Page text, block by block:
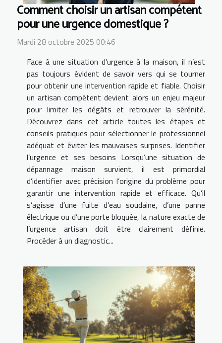
Comment choisir un artisan compétent
pour une urgence domestique ?
Mardi 28 octobre 2025 00:46
Face à une situation d’urgence à la maison, il n’est
pas toujours évident de savoir vers qui se tourner
pour obtenir une intervention rapide et fiable. Choisir
un artisan compétent devient alors un enjeu majeur
pour limiter les dégâts et retrouver la sérénité.
Découvrez dans cet article toutes les étapes et
conseils pratiques pour sélectionner le professionnel
adéquat et éviter les mauvaises surprises. Identifier
l’urgence et ses besoins Lorsqu’une situation de
dépannage maison survient, il est primordial
d’identifier avec précision l’origine du problème pour
garantir une intervention rapide et efficace. Qu’il
s’agisse d’une fuite d’eau soudaine, d’une panne
électrique ou d’une porte bloquée, la nature exacte de
l’urgence artisan doit être clairement définie.
Procéder à un diagnostic...